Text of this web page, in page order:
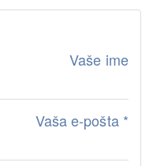
Vaše ime
Vaša e-pošta *